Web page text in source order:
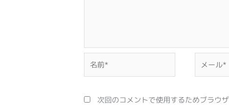
前
次回のコメントで使用するためブラウ